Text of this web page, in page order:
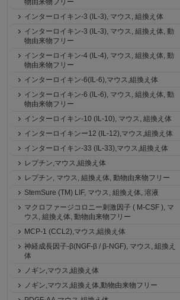
インターロイキン-3 (IL-3), マウス, 組換え体
インターロイキン-3 (IL-3), マウス, 組換え体, 動
物由来物フリー
インターロイキン‐4 (IL-4), マウス, 組換え体, 動
物由来物フリー
インターロイキン-6(IL-6),マウス,組換え体
インターロイキン-6 (IL-6), マウス, 組換え体, 動
物由来物フリー
インターロイキン-10 (IL-10), マウス, 組換え体
インターロイキンー12 (IL-12),マウス,組換え体
インターロイキン-33 (IL-33),マウス,組換え体
レプチン,マウス,組換え体
レプチン, マウス, 組換え体, 動物由来物フリー
StemSure (TM) LIF, マウス, 組換え体, 溶液
マクロファージコロニー刺激因子 ( M-CSF ), マ
ウス, 組換え体, 動物由来物フリー
MCP-1 (CCL2),マウス,組換え体
神経成長因子-β(NGF-β / β-NGF), マウス, 組換え
体
ノギン,マウス,組換え体
ノギン,マウス,組換え体,動物由来物フリー